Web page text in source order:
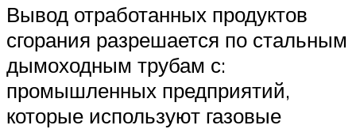
Вывод отработанных продуктов
сгорания разрешается по стальным
дымоходным трубам с:
промышленных предприятий,
которые используют газовые